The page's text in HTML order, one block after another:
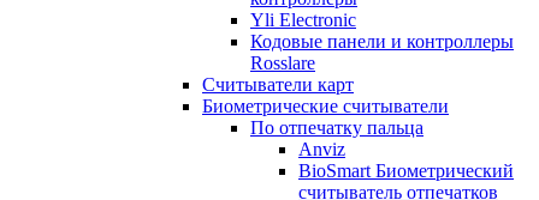
Yli Electronic
Кодовые панели и контроллеры
Rosslare
Считыватели карт
Биометрические считыватели
По отпечатку пальца
Anviz
BioSmart Биометрический
считыватель отпечатков